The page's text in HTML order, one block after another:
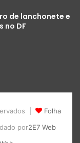
de lanchonete e
no DF
|
Folha
por2E7 Web